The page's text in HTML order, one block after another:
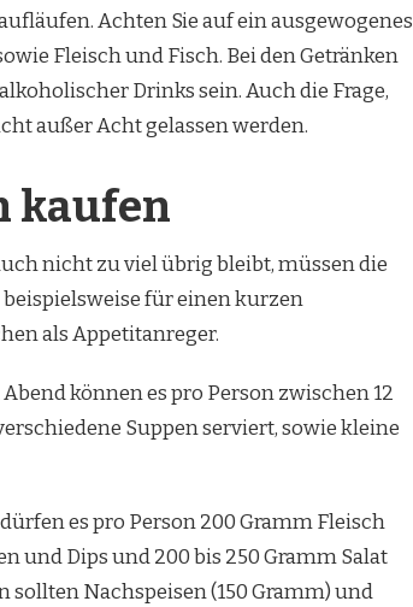
Achten Sie auf ein ausgewogenes
Fleisch und Fisch. Bei den Getränken
Drinks sein. Auch die Frage,
außer Acht gelassen werden.
kaufen
nicht zu viel übrig bleibt, müssen die
für einen kurzen
als Appetitanreger.
können es pro Person zwischen 12
Suppen serviert, sowie kleine
es pro Person 200 Gramm Fleisch
und Dips und 200 bis 250 Gramm Salat
sollten Nachspeisen (150 Gramm) und